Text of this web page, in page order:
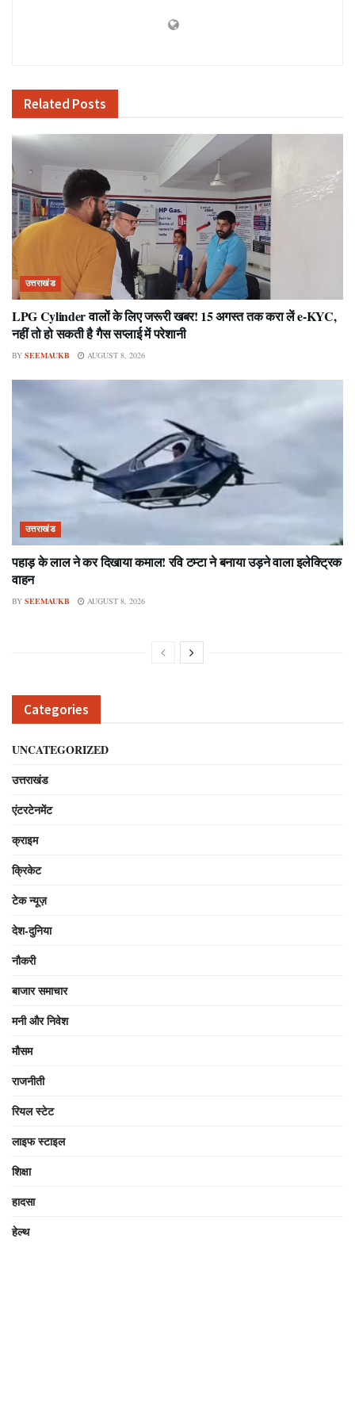
Related Posts
उत्तराखंड
LPG Cylinder वालों के लिए जरूरी खबर! 15 अगस्त तक करा लें e-KYC,
नहीं तो हो सकती है गैस सप्लाई में परेशानी
BY SEEMAUKB AUGUST 8, 2026
उत्तराखंड
पहाड़ के लाल ने कर दिखाया कमाल! रवि टम्टा ने बनाया उड़ने वाला इलेक्ट्रिक
वाहन
BY SEEMAUKB AUGUST 8, 2026
Categories
UNCATEGORIZED
उत्तराखंड
एंटरटेनमेंट
क्राइम
क्रिकेट
टेक न्यूज़
देश-दुनिया
नौकरी
बाजार समाचार
मनी और निवेश
मौसम
राजनीती
रियल स्टेट
लाइफ स्टाइल
शिक्षा
हादसा
हेल्थ